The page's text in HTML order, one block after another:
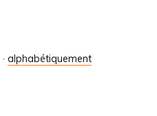
· alphabétiquement